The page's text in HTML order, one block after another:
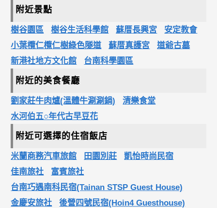
附近景點
樹谷園區 樹谷生活科學館 蘇厝長興宮
安定教會
小葉欖仁欖仁樹綠色隧道
蘇厝真護宮
道爺古墓
新港社地方文化館
台南科學園區
附近的美食餐廳
劉家莊牛肉爐(溫體牛涮涮鍋)
清樂食堂
水河伯五○年代古早豆花
附近可選擇的住宿飯店
米蘭商務汽車旅館 田園別莊
凱怡時尚民宿
佳南旅社
富賓旅社
台南巧遇南科民宿(Tainan STSP Guest House)
金慶安旅社
後營四號民宿(Hoin4 Guesthouse)